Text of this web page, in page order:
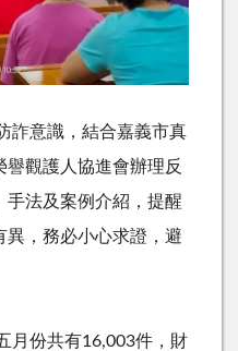
意識，結合嘉義市真
觀護人協進會辦理反
手法及案例介紹，提醒
異，務必小心求證，避
月份共有16,003件，財